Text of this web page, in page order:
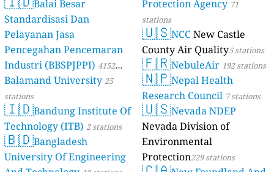
Balai Besar
Standardisasi Dan
Pelayanan Jasa
Pencegahan Pencemaran
Industri (BBSPJPPI) 4152
stations
Balamand University25
stations
🇮🇩Bandung Institute Of
Technology (ITB) 2 stations
🇧🇩Bangladesh
University Of Engineering
Protection Agency 71
stations
🇺🇸NCCNew Castle
County Air Quality5 stations
🇫🇷NebuleAir 192 stations
🇳🇵Nepal Health
Research Council 7 stations
🇺🇸Nevada NDEP
Nevada Division of
Environmental
Protection229 stations